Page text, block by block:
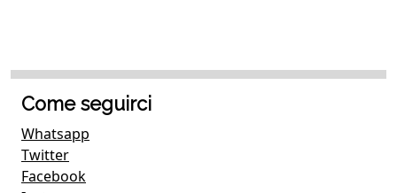
Come seguirci
Whatsapp
Twitter
Facebook